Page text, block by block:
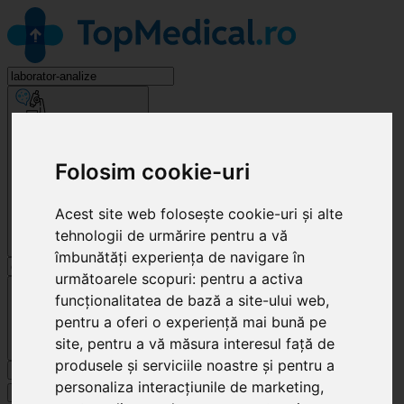
Folosim cookie-uri
Acest site web folosește cookie-uri și alte
tehnologii de urmărire pentru a vă
îmbunătăți experiența de navigare în
următoarele scopuri: pentru a activa
funcționalitatea de bază a site-ului web,
pentru a oferi o experiență mai bună pe
site, pentru a vă măsura interesul față de
produsele și serviciile noastre și pentru a
personaliza interacțiunile de marketing,
Cluj-Napoca
Specialități